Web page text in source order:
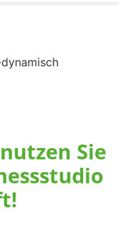
Sie